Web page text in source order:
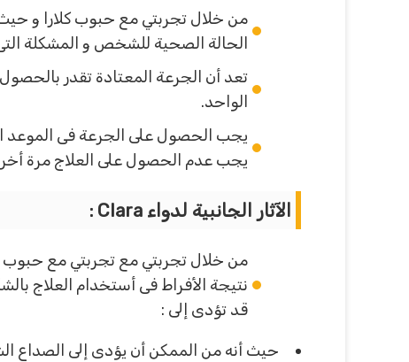
من خلال تجربتي مع حبوب كلارا و
الحالة الصحية للشخص و المشكلة
الواحد.
يجب الحصول على الجرعة فى
يجب عدم الحصول على العلاج مرة
الآثار الجانبية لدواء Clara :
من خلال تجربتي مع تجربتي مع حبوب
نتيجة الأفراط فى أستخدام العلاج
قد تؤدى إلى :
حيث أنه من الممكن أن يؤدى إلى الصداع